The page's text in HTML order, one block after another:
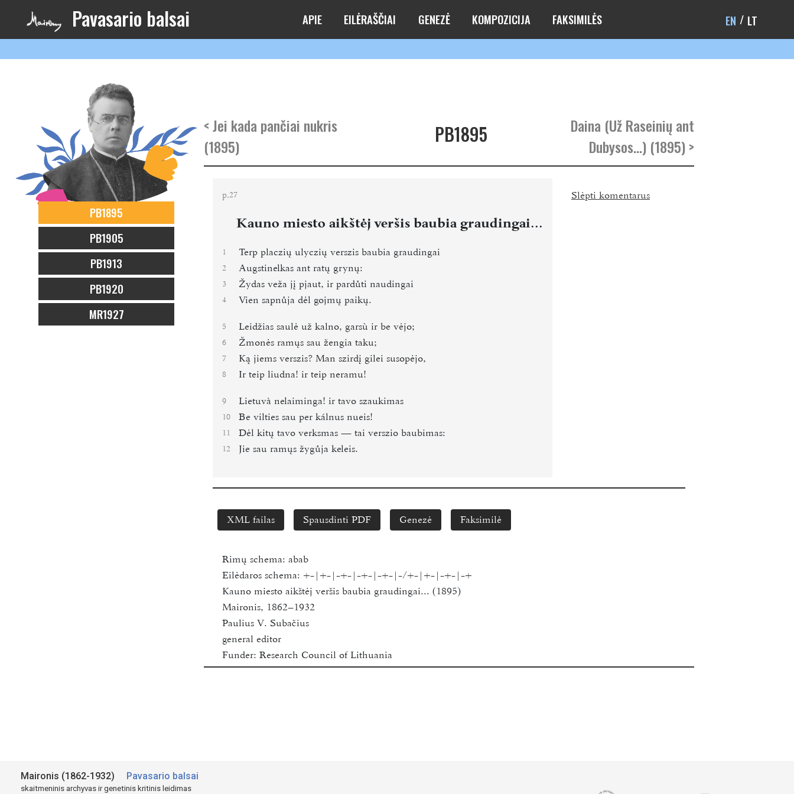
Pavasario balsai APIE EILĖRAŠČIAI GENEZĖ KOMPOZICIJA FAKSIMILĖS EN LT
PB1895
PB1905
PB1913
PB1920
MR1927
< Jei kada pančiai nukris
(1895)
PB1895
Daina (Už Raseinių ant
Dubysos…) (1895) >
p.27
Kauno miesto aikštėj veršis baubia graudingai...
1 Terp placzių ulyczių verszis baubia graudingai
2 Augstinelkas ant ratų grynų:
3 Žydas veža jį pjaut, ir pardůti naudingai
4 Vien sapnůja dėl gojmų paikų.
5 Leidžias saulė už kalno, garsù ir be vėjo;
6 Žmonės ramųs sau žengia taku;
7 Ką jiems verszis? Man szirdį gilei susopėjo,
8 Ir teip liudna! ir teip neramu!
9 Lietuvà nelaiminga! ir tavo szaukimas
10 Be vilties sau per kálnus nueis!
11 Dėl kitų tavo verksmas ― tai verszio baubimas:
12 Jie sau ramųs žygůja keleis.
Slėpti komentarus
XML failas Spausdinti PDF Genezė Faksimilė
Rimų schema: abab
Eilėdaros schema: +-|+-|-+-|-+-|-+-|-/+-|+-|-+-|-+
Kauno miesto aikštėj veršis baubia graudingai... (1895)
Maironis, 1862–1932
Paulius V. Subačius
general editor
Funder: Research Council of Lithuania
Vilnius University
Maironis (1862-1932) Pavasario balsai
skaitmeninis archyvas ir genetinis kritinis leidimas